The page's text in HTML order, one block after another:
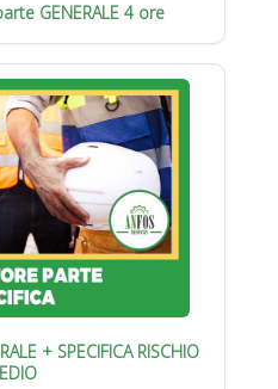
GENERALE 4 ore
+ SPECIFICA RISCHIO